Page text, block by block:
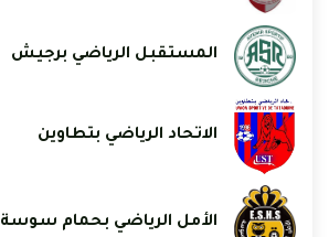
المستقبل الرياضي برجيش
الاتحاد الرياضي بتطاوين
الأمل الرياضي بحمام سوسة